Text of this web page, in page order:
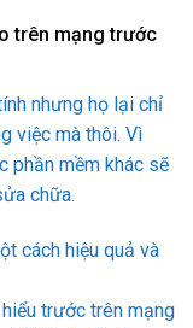
trên mạng trước
nhưng họ lại chỉ
việc mà thôi. Vì
phần mềm khác sẽ
chữa.
trước trên mạng